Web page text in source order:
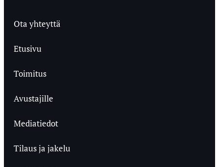
Ota yhteyttä
Etusivu
Toimitus
Avustajille
Mediatiedot
Tilaus ja jakelu